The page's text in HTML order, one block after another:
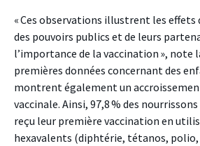
« Ces observations illustrent les
des pouvoirs publics et de leurs
l’importance de la vaccination », note
premières données concernant des
montrent également un
vaccinale. Ainsi, 97,8 % des
reçu leur première vaccination en
hexavalents (diphtérie, tétanos, polio,